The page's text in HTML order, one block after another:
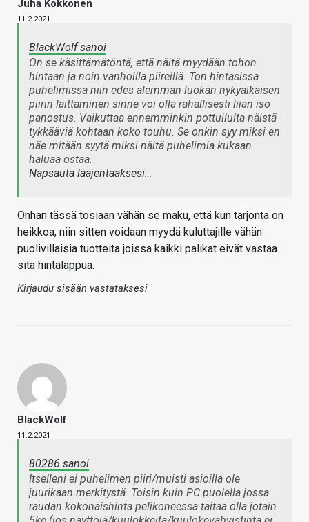
Juha Kokkonen
11.2.2021
BlackWolf sanoi
On se käsittämätöntä, että näitä myydään tohon
hintaan ja noin vanhoilla piireillä. Ton hintasissa
puhelimissa niin edes alemman luokan nykyaikaisen
piirin laittaminen sinne voi olla rahallisesti liian iso
panostus. Vaikuttaa ennemminkin pottuilulta näistä
tykkääviä kohtaan koko touhu. Se onkin syy miksi en
näe mitään syytä miksi näitä puhelimia kukaan
haluaa ostaa.
Napsauta laajentaaksesi…
Onhan tässä tosiaan vähän se maku, että kun tarjonta on
heikkoa, niin sitten voidaan myydä kuluttajille vähän
puolivillaisia tuotteita joissa kaikki palikat eivät vastaa
sitä hintalappua.
Kirjaudu sisään vastataksesi
BlackWolf
11.2.2021
80286 sanoi
Itselleni ei puhelimen piiri/muisti asioilla ole
juurikaan merkitystä. Toisin kuin PC puolella jossa
raudan kokonaishinta pelikoneessa taitaa olla jotain